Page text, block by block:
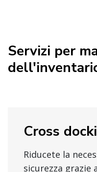
Servizi per
Cross
Riducete la
sicurezza grazie